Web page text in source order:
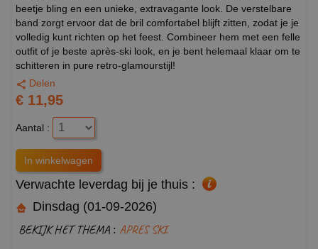
beetje bling en een unieke, extravagante look. De verstelbare
band zorgt ervoor dat de bril comfortabel blijft zitten, zodat je je
volledig kunt richten op het feest. Combineer hem met een felle
outfit of je beste après-ski look, en je bent helemaal klaar om te
schitteren in pure retro-glamourstijl!
Delen
€ 11,95
Aantal :
Verwachte leverdag bij je thuis :
Dinsdag (01-09-2026)
BEKIJK HET THEMA : APRES SKI